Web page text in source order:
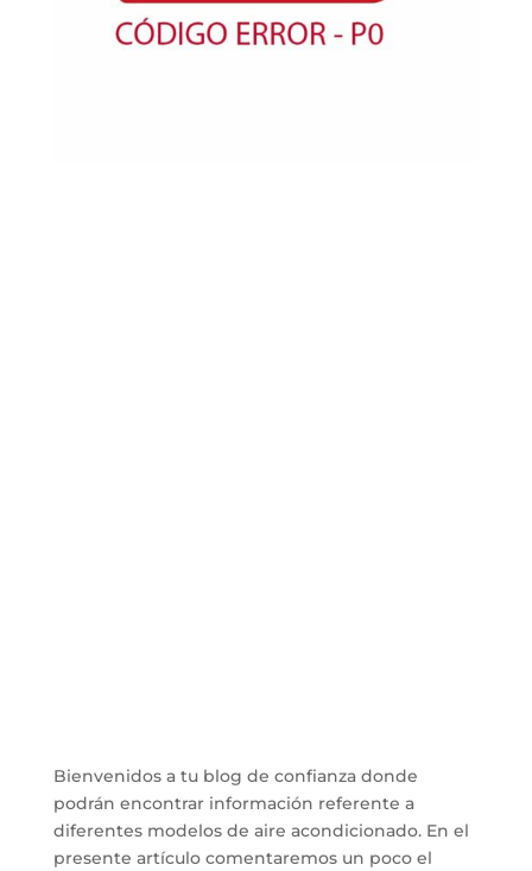
Bienvenidos a tu blog de confianza donde
podrán encontrar información referente a
diferentes modelos de aire acondicionado. En el
presente artículo comentaremos un poco el